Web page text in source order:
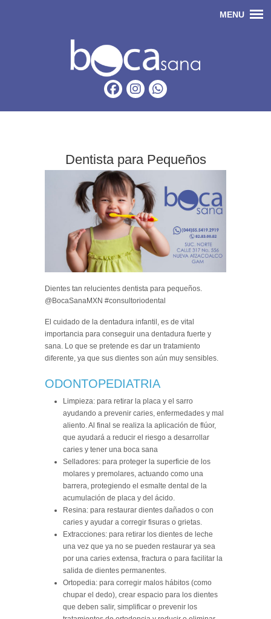
Dentista para Pequeños
Dientes tan relucientes dentista para pequeños.
@BocaSanaMXN #consultoriodental
El cuidado de la dentadura infantil, es de vital
importancia para conseguir una dentadura fuerte y
sana. Lo que se pretende es dar un tratamiento
diferente, ya que sus dientes son aún muy sensibles.
ODONTOPEDIATRIA
Limpieza: para retirar la placa y el sarro
ayudando a prevenir caries, enfermedades y mal
aliento. Al final se realiza la aplicación de flúor,
que ayudará a reducir el riesgo a desarrollar
caries y tener una boca sana
Selladores: para proteger la superficie de los
molares y premolares, actuando como una
barrera, protegiendo el esmalte dental de la
acumulación de placa y del ácido.
Resina: para restaurar dientes dañados o con
caries y ayudar a corregir fisuras o grietas.
Extracciones: para retirar los dientes de leche
una vez que ya no se pueden restaurar ya sea
por una caries extensa, fractura o para facilitar la
salida de dientes permanentes.
Ortopedia: para corregir malos hábitos (como
chupar el dedo), crear espacio para los dientes
que deben salir, simplificar o prevenir los